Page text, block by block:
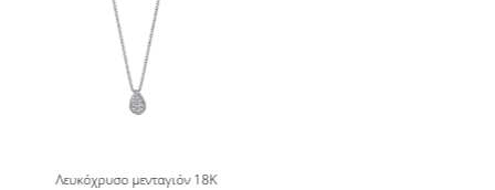
Λευκόχρυσο μενταγιόν 18Κ